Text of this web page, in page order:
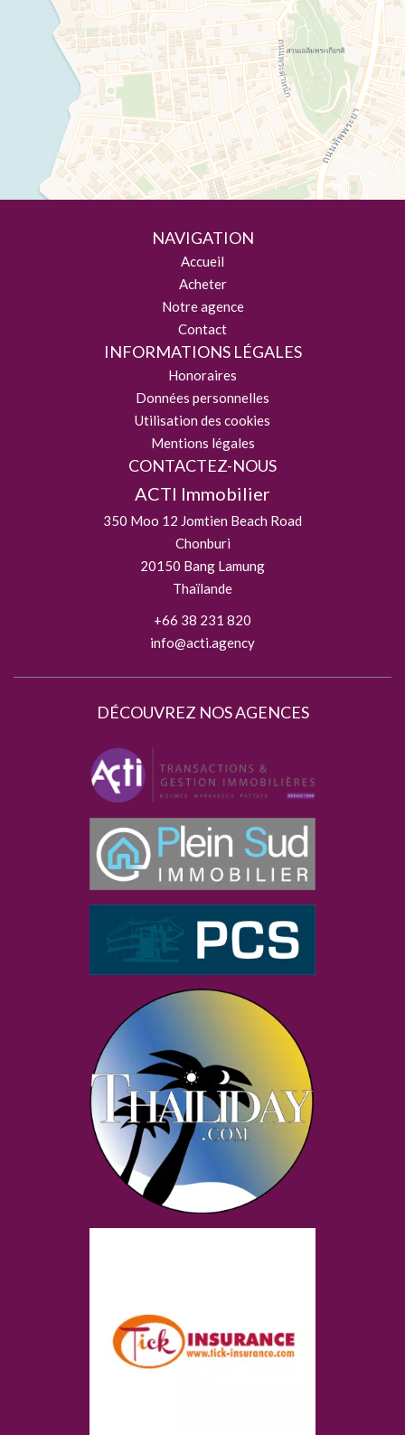
NAVIGATION
Accueil
Acheter
Notre agence
Contact
INFORMATIONS LÉGALES
Honoraires
Données personnelles
Utilisation des cookies
Mentions légales
CONTACTEZ-NOUS
ACTI Immobilier
350 Moo 12 Jomtien Beach Road
Chonburi
20150 Bang Lamung
Thaïlande
+66 38 231 820
info@acti.agency
DÉCOUVREZ NOS AGENCES